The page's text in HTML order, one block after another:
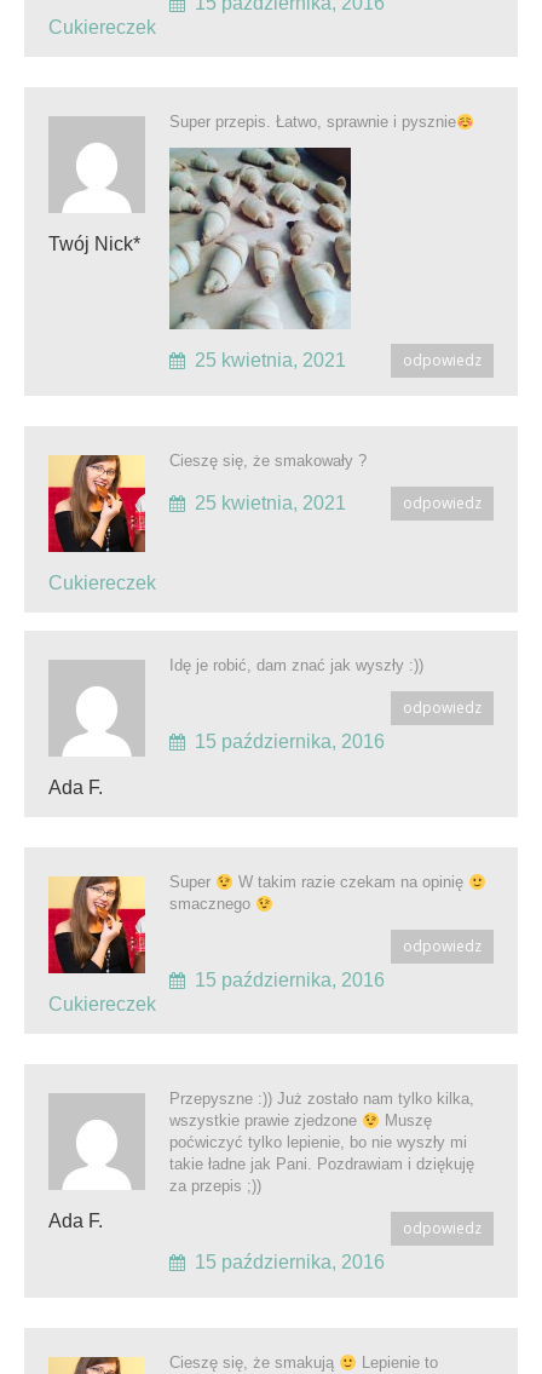
Cukiereczek
Twój Nick*
Super przepis. Łatwo, sprawnie i pysznie
odpowiedz
25 kwietnia, 2021
Cukiereczek
Cieszę się, że smakowały ?
odpowiedz
25 kwietnia, 2021
Ada F.
Idę je robić, dam znać jak wyszły :))
odpowiedz
15 października, 2016
Cukiereczek
Super
W takim razie czekam na opinię
smacznego
odpowiedz
15 października, 2016
Ada F.
Przepyszne :)) Już zostało nam tylko kilka,
wszystkie prawie zjedzone
Muszę
poćwiczyć tylko lepienie, bo nie wyszły mi
takie ładne jak Pani. Pozdrawiam i dziękuję
za przepis ;))
odpowiedz
15 października, 2016
Cieszę się, że smakują
Lepienie to